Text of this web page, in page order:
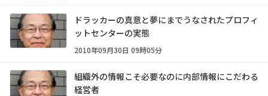
ドラッカーの真意と夢にまでうなされたプロフィ
ットセンターの実態
2010年09月30日 09時05分
組織外の情報こそ必要なのに内部情報にこだわる
経営者